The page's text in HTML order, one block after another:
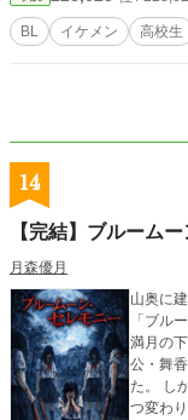
BL イケメン 高校生
14
【完結】ブルーム
月森優月
山奥に
「ブル
満月の下
公・舞
た。 し
つ変わり始める。 やがてあん